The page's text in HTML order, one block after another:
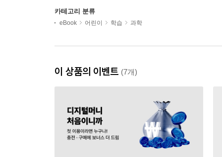
카테고리 분류
eBook 어린이 학습 과학
이 상품의 이벤트 (7개)